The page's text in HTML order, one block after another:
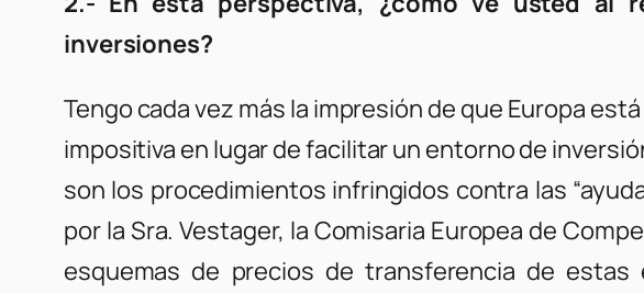
inversiones?
Tengo cada vez más la impresión de que Europa
impositiva en lugar de facilitar un entorno de
son los procedimientos infringidos contra las
por la Sra. Vestager, la Comisaria Europea de
esquemas de precios de transferencia de